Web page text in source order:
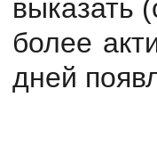
выказать
более
дней